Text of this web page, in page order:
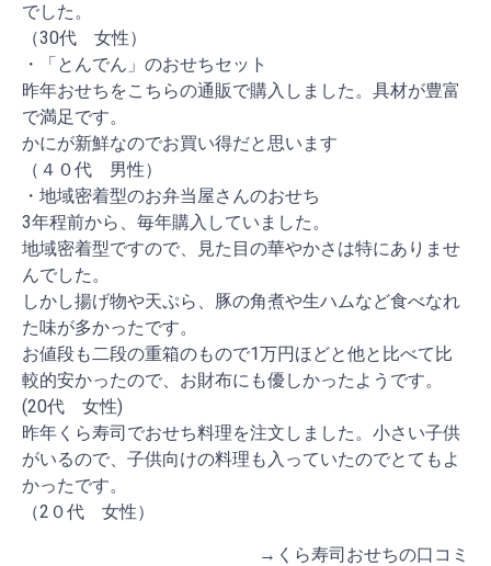
でした。
（30代 女性）
・「とんでん」のおせちセット
昨年おせちをこちらの通販で購入しました。具材が豊富
で満足です。
かにが新鮮なのでお買い得だと思います
（４０代 男性）
・地域密着型のお弁当屋さんのおせち
3年程前から、毎年購入していました。
地域密着型ですので、見た目の華やかさは特にありませ
んでした。
しかし揚げ物や天ぷら、豚の角煮や生ハムなど食べなれ
た味が多かったです。
お値段も二段の重箱のもので1万円ほどと他と比べて比
較的安かったので、お財布にも優しかったようです。
(20代 女性)
昨年くら寿司でおせち料理を注文しました。小さい子供
がいるので、子供向けの料理も入っていたのでとてもよ
かったです。
（2０代 女性）
→くら寿司おせちの口コミ